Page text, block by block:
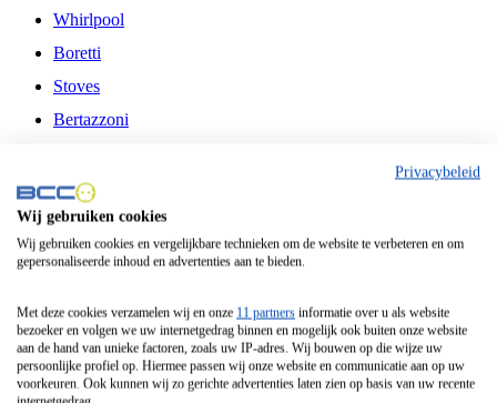
Whirlpool
Boretti
Stoves
Bertazzoni
Fitelli
Airfryer
Frituurpan
Contactgrill
Broodbakmachine
Broodrooster
Privacybeleid
Wij gebruiken cookies
Wij gebruiken cookies en vergelijkbare technieken om de website te verbeteren en om
gepersonaliseerde inhoud en advertenties aan te bieden.
Met deze cookies verzamelen wij en onze 11 partners informatie over u als website
bezoeker en volgen we uw internetgedrag binnen en mogelijk ook buiten onze website
aan de hand van unieke factoren, zoals uw IP-adres. Wij bouwen op die wijze uw
persoonlijke profiel op. Hiermee passen wij onze website en communicatie aan op uw
voorkeuren. Ook kunnen wij zo gerichte advertenties laten zien op basis van uw recente